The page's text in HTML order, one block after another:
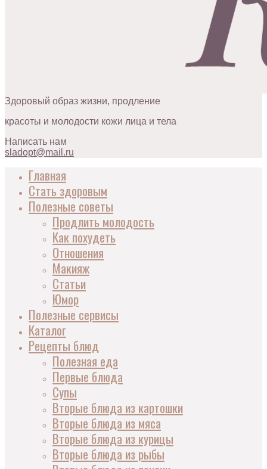
Здоровый образ жизни, продление
красоты и молодости кожи лица и тела
Написать нам
sladopt@mail.ru
Главная
Стать здоровым
Полезные советы
Продлить молодость
Как похудеть
Отношения
Макияж
Статьи
Юмор
Полезные сервисы
Каталог
Рецепты блюд
Полезная еда
Первые блюда
Супы
Вторые блюда из картошки
Вторые блюда из мяса
Вторые блюда из курицы
Вторые блюда из рыбы